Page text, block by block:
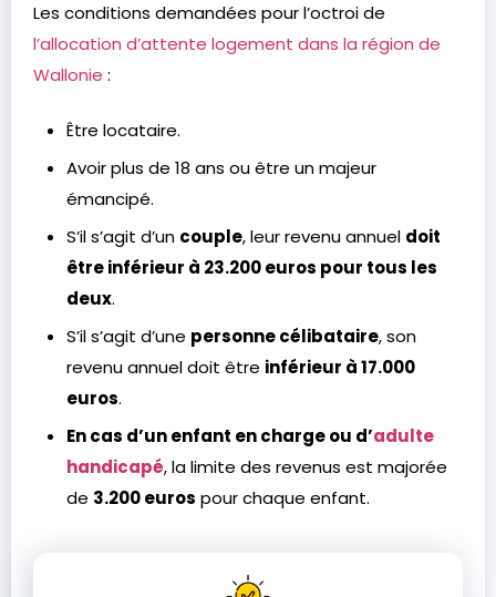
Les conditions demandées pour l’octroi de
l’allocation d’attente logement dans la région de
Wallonie :
Être locataire.
Avoir plus de 18 ans ou être un majeur
émancipé.
S’il s’agit d’un couple, leur revenu annuel doit
être inférieur à 23.200 euros pour tous les
deux.
S’il s’agit d’une personne célibataire, son
revenu annuel doit être inférieur à 17.000
euros.
En cas d’un enfant en charge ou d’adulte
handicapé, la limite des revenus est majorée
de 3.200 euros pour chaque enfant.